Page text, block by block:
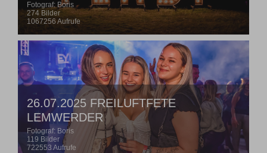
Fotograf: Boris
274 Bilder
1067256 Aufrufe
26.07.2025 FREILUFTFETE
LEMWERDER
Fotograf: Boris
119 Bilder
722553 Aufrufe